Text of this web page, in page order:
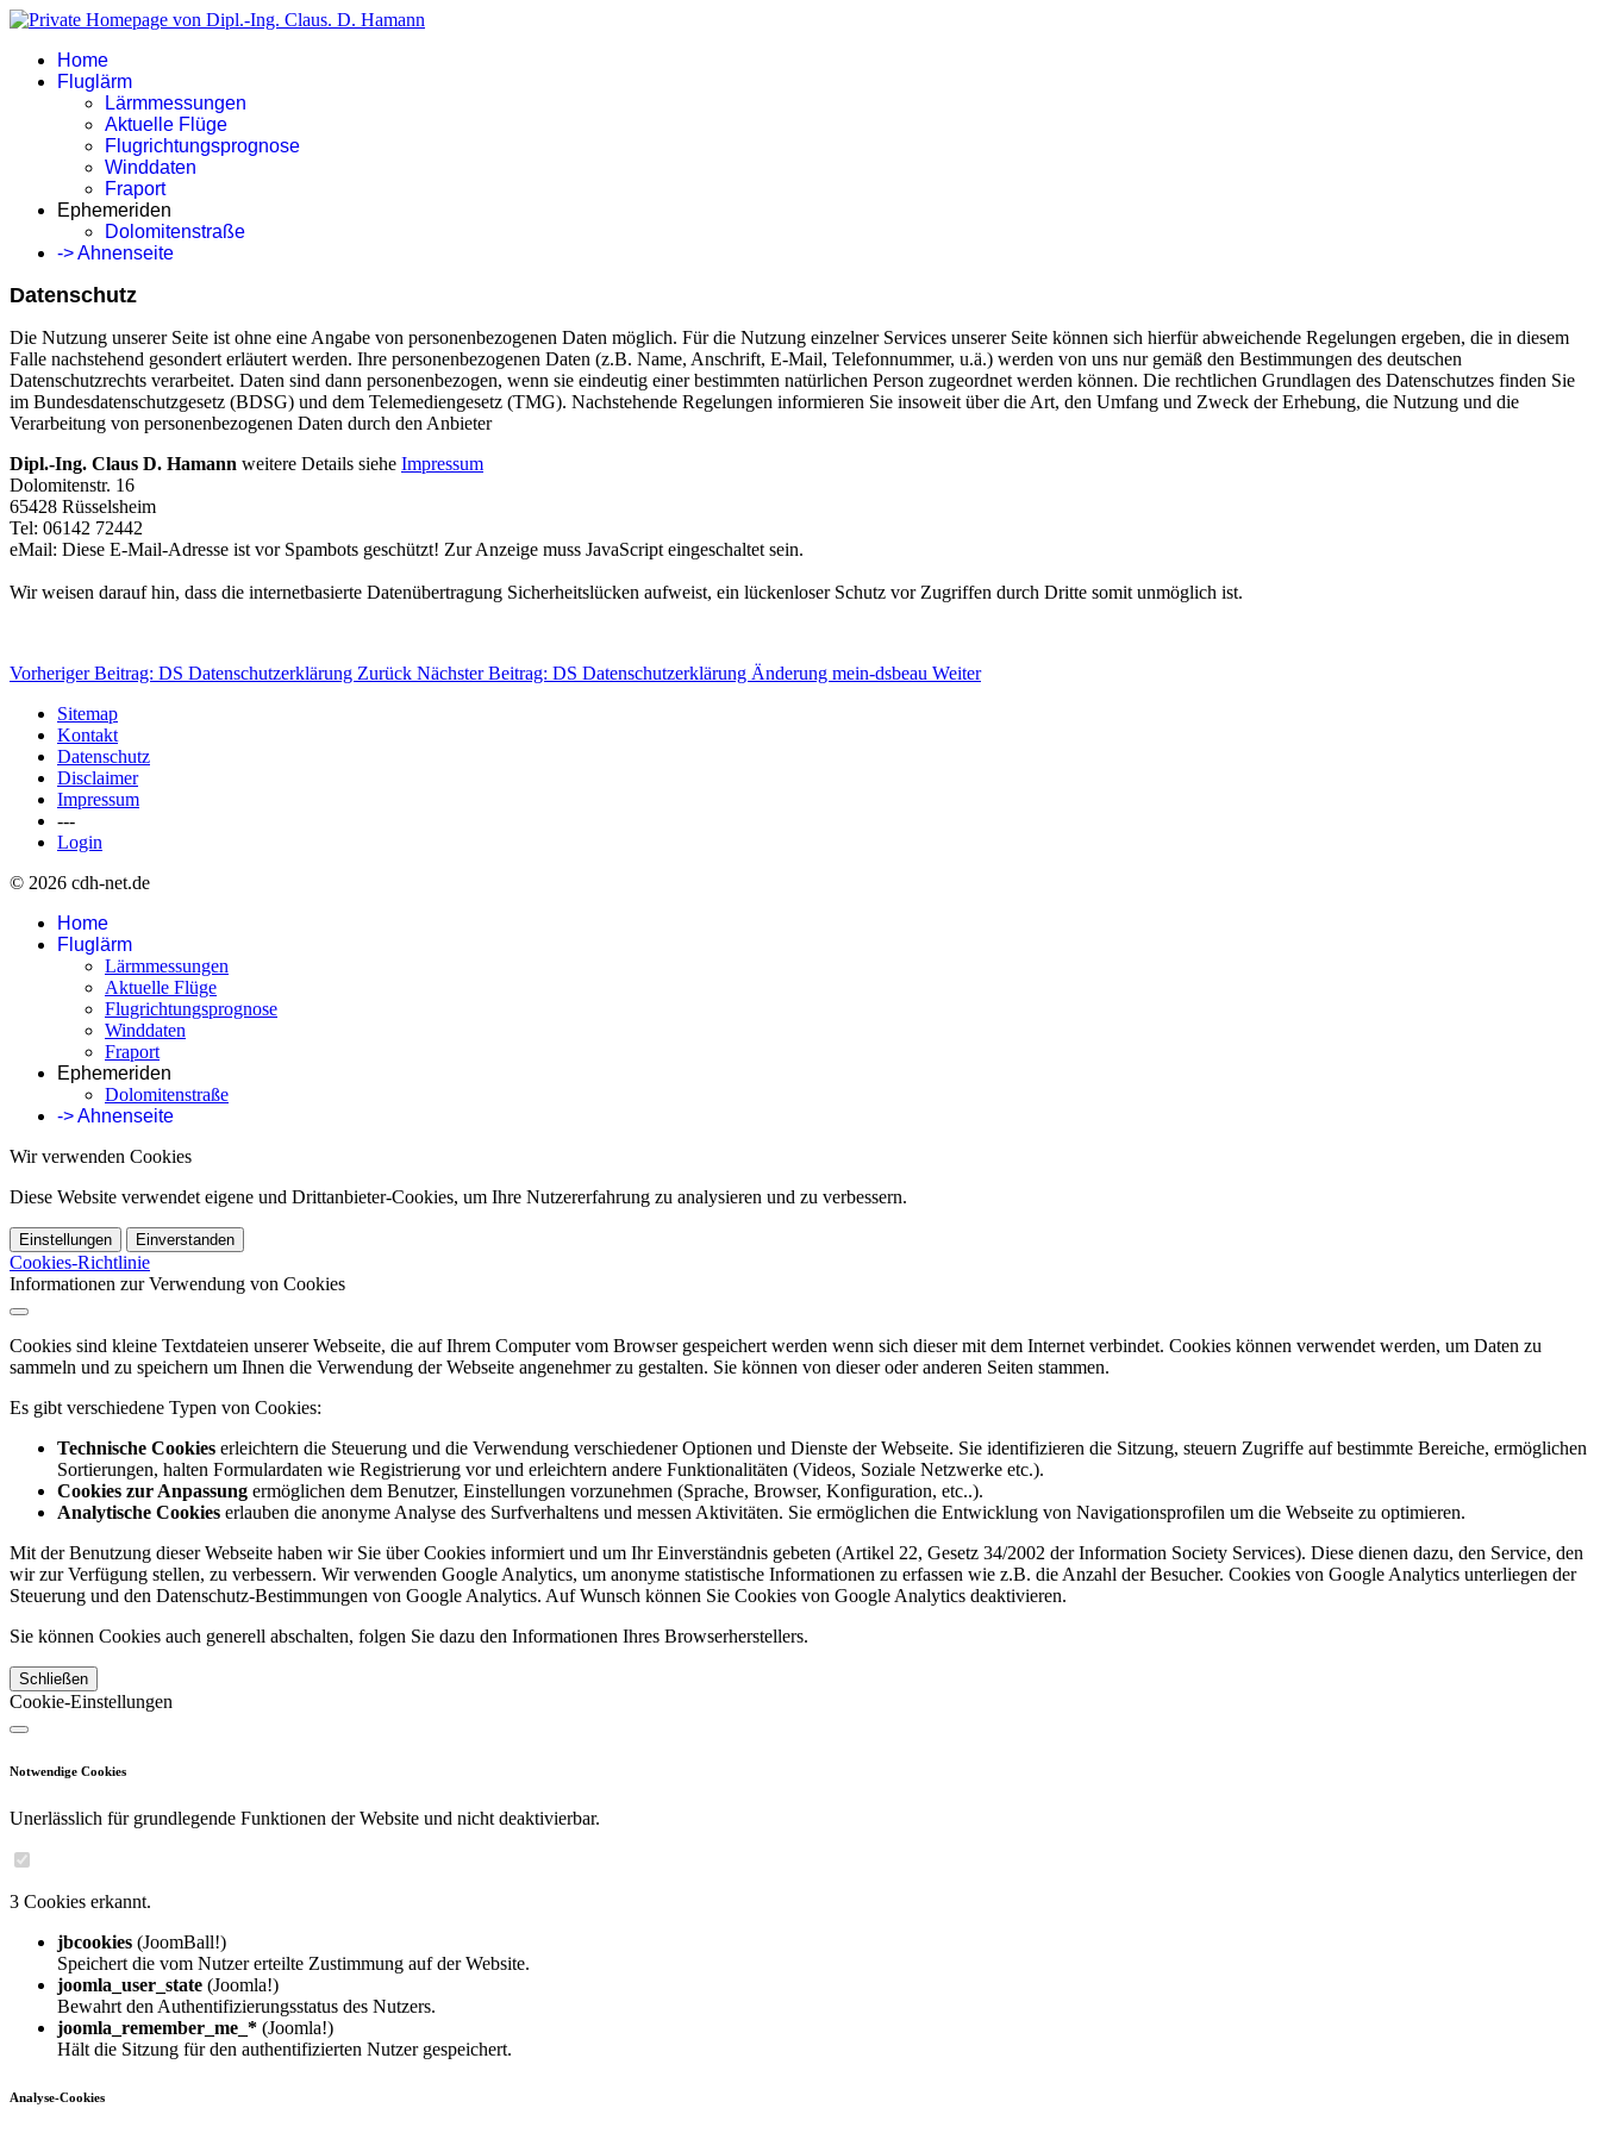
Home
Fluglärm
Lärmmessungen
Aktuelle Flüge
Flugrichtungsprognose
Winddaten
Fraport
Ephemeriden
Dolomitenstraße
-> Ahnenseite
Datenschutz
Die Nutzung unserer Seite ist ohne eine Angabe von personenbezogenen Daten möglich. Für die Nutzung einzelner Services unserer Seite können sich hierfür abweichende Regelungen ergeben, die in diesem
Falle nachstehend gesondert erläutert werden. Ihre personenbezogenen Daten (z.B. Name, Anschrift, E-Mail, Telefonnummer, u.ä.) werden von uns nur gemäß den Bestimmungen des deutschen
Datenschutzrechts verarbeitet. Daten sind dann personenbezogen, wenn sie eindeutig einer bestimmten natürlichen Person zugeordnet werden können. Die rechtlichen Grundlagen des Datenschutzes finden Sie
im Bundesdatenschutzgesetz (BDSG) und dem Telemediengesetz (TMG). Nachstehende Regelungen informieren Sie insoweit über die Art, den Umfang und Zweck der Erhebung, die Nutzung und die
Verarbeitung von personenbezogenen Daten durch den Anbieter
Dipl.-Ing. Claus D. Hamann weitere Details siehe Impressum
Dolomitenstr. 16
65428 Rüsselsheim
Tel: 06142 72442
eMail: Diese E-Mail-Adresse ist vor Spambots geschützt! Zur Anzeige muss JavaScript eingeschaltet sein.
Wir weisen darauf hin, dass die internetbasierte Datenübertragung Sicherheitslücken aufweist, ein lückenloser Schutz vor Zugriffen durch Dritte somit unmöglich ist.
Vorheriger Beitrag: DS Datenschutzerklärung Zurück Nächster Beitrag: DS Datenschutzerklärung Änderung mein-dsbeau Weiter
Sitemap
Kontakt
Datenschutz
Disclaimer
Impressum
---
Login
© 2026 cdh-net.de
Home
Fluglärm
Lärmmessungen
Aktuelle Flüge
Flugrichtungsprognose
Winddaten
Fraport
Ephemeriden
Dolomitenstraße
-> Ahnenseite
Wir verwenden Cookies
Diese Website verwendet eigene und Drittanbieter-Cookies, um Ihre Nutzererfahrung zu analysieren und zu verbessern.
Einstellungen Einverstanden
Cookies-Richtlinie
Informationen zur Verwendung von Cookies
Cookies sind kleine Textdateien unserer Webseite, die auf Ihrem Computer vom Browser gespeichert werden wenn sich dieser mit dem Internet verbindet. Cookies können verwendet werden, um Daten zu
sammeln und zu speichern um Ihnen die Verwendung der Webseite angenehmer zu gestalten. Sie können von dieser oder anderen Seiten stammen.
Es gibt verschiedene Typen von Cookies:
Technische Cookies erleichtern die Steuerung und die Verwendung verschiedener Optionen und Dienste der Webseite. Sie identifizieren die Sitzung, steuern Zugriffe auf bestimmte Bereiche, ermöglichen
Sortierungen, halten Formulardaten wie Registrierung vor und erleichtern andere Funktionalitäten (Videos, Soziale Netzwerke etc.).
Cookies zur Anpassung ermöglichen dem Benutzer, Einstellungen vorzunehmen (Sprache, Browser, Konfiguration, etc..).
Analytische Cookies erlauben die anonyme Analyse des Surfverhaltens und messen Aktivitäten. Sie ermöglichen die Entwicklung von Navigationsprofilen um die Webseite zu optimieren.
Mit der Benutzung dieser Webseite haben wir Sie über Cookies informiert und um Ihr Einverständnis gebeten (Artikel 22, Gesetz 34/2002 der Information Society Services). Diese dienen dazu, den Service, den
wir zur Verfügung stellen, zu verbessern. Wir verwenden Google Analytics, um anonyme statistische Informationen zu erfassen wie z.B. die Anzahl der Besucher. Cookies von Google Analytics unterliegen der
Steuerung und den Datenschutz-Bestimmungen von Google Analytics. Auf Wunsch können Sie Cookies von Google Analytics deaktivieren.
Sie können Cookies auch generell abschalten, folgen Sie dazu den Informationen Ihres Browserherstellers.
Schließen
Cookie-Einstellungen
Notwendige Cookies
Unerlässlich für grundlegende Funktionen der Website und nicht deaktivierbar.
3 Cookies erkannt.
jbcookies (JoomBall!)
Speichert die vom Nutzer erteilte Zustimmung auf der Website.
joomla_user_state (Joomla!)
Bewahrt den Authentifizierungsstatus des Nutzers.
joomla_remember_me_* (Joomla!)
Hält die Sitzung für den authentifizierten Nutzer gespeichert.
Analyse-Cookies